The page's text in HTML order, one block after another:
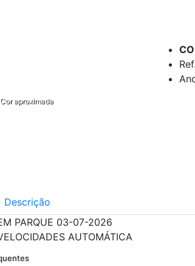
Cor aproximada
Descrição
PARQUE 03-07-2026
AUTOMÁTICA